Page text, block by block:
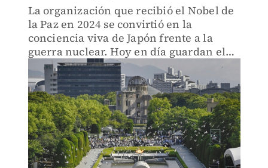
La organización que recibió el Nobel de
la Paz en 2024 se convirtió en la
conciencia viva de Japón frente a la
guerra nuclear. Hoy en día guardan el
legado que resiste a ocho décadas de
distancia de los bombardeos atómicos en
Japón.